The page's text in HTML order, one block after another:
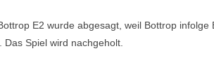
E2 wurde abgesagt, weil Bottrop
Spiel wird nachgeholt.